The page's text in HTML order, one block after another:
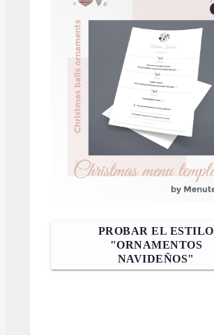
PROBAR EL ESTILO
"ORNAMENTOS
NAVIDEÑOS"